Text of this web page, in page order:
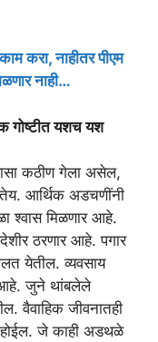
करा, नाहीतर पीएम
नाही…
गोष्टीत यशच यश
कठीण गेला असेल,
आर्थिक अडचणींनी
श्वास मिळणार आहे.
ठरणार आहे. पगार
येतील. व्यवसाय
आहे. जुने थांबलेले
वैवाहिक जीवनातही
होईल. जे काही अडथळे